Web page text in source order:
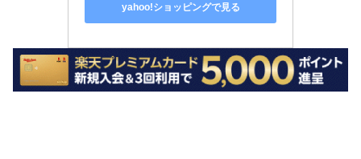
yahoo!ショッピングで見る